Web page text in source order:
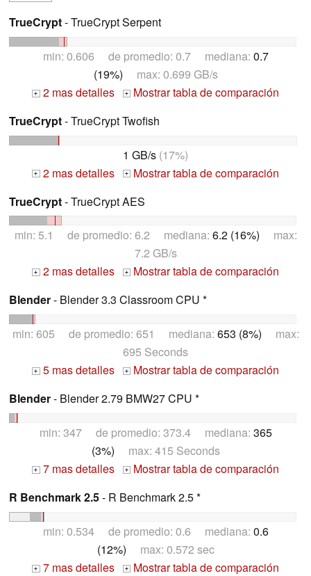
TrueCrypt- TrueCrypt Serpent
min: 0.606 de promedio: 0.7 mediana: 0.7
(19%) max: 0.699 GB/s
+ 2 mas detalles +
Mostrar tabla de comparación
TrueCrypt- TrueCrypt Twofish
1 GB/s (17%)
+ 2 mas detalles +
Mostrar tabla de comparación
TrueCrypt- TrueCrypt AES
min: 5.1 de promedio: 6.2 mediana: 6.2 (16%) max:
7.2 GB/s
+ 2 mas detalles +
Mostrar tabla de comparación
Blender- Blender 3.3 Classroom CPU *
min: 605 de promedio: 651 mediana: 653 (8%) max:
695 Seconds
+ 5 mas detalles +
Mostrar tabla de comparación
Blender- Blender 2.79 BMW27 CPU *
min: 347 de promedio: 373.4 mediana: 365
(3%) max: 415 Seconds
+ 7 mas detalles +
Mostrar tabla de comparación
R Benchmark 2.5- R Benchmark 2.5 *
min: 0.534 de promedio: 0.6 mediana: 0.6
(12%) max: 0.572 sec
+ 7 mas detalles +
Mostrar tabla de comparación